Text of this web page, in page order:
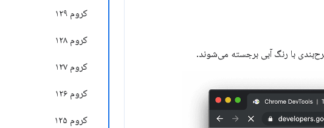
کروم ۱۲۹
کروم ۱۲۸
کروم ۱۲۷
کروم ۱۲۶
کروم ۱۲۵
با رنگ آبی برجسته می‌شوند.